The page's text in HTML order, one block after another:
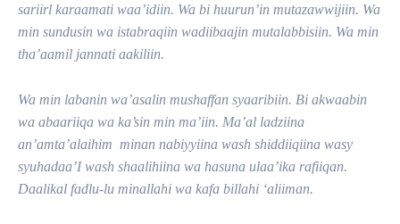
sariirl karaamati waa’idiin. Wa bi huurun’in mutazawwijiin. Wa
min sundusin wa istabraqiin wadiibaajin mutalabbisiin. Wa min
tha’aamil jannati aakiliin.
Wa min labanin wa’asalin mushaffan syaaribiin. Bi akwaabin
wa abaariiqa wa ka’sin min ma’iin. Ma’al ladziina
an’amta’alaihim minan nabiyyiina wash shiddiiqiina wasy
syuhadaa’I wash shaalihiina wa hasuna ulaa’ika rafiiqan.
Daalikal fadlu-lu minallahi wa kafa billahi ‘aliiman.